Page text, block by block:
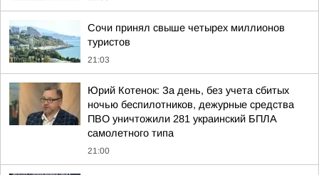
Сочи принял свыше четырех миллионов
туристов
21:03
Юрий Котенок: За день, без учета сбитых
ночью беспилотников, дежурные средства
ПВО уничтожили 281 украинский БПЛА
самолетного типа
21:00